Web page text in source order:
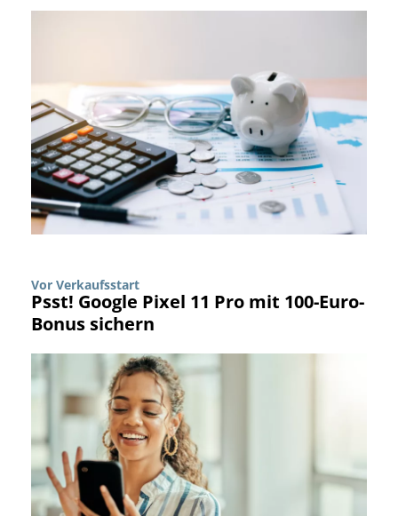
Vor Verkaufsstart
Psst! Google Pixel 11 Pro mit 100-Euro-
Bonus sichern